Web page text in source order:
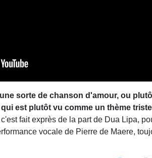
sorte de chanson d'amour, ou
est plutôt vu comme un thème
fait exprès de la part de Dua Lipa,
vocale de Pierre de Maere,